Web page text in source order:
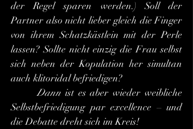
der Regel sparen werden.) Soll der
Partner also nicht lieber gleich die Finger
von ihrem Schatzkästlein mit der Perle
lassen? Sollte nicht einzig die Frau selbst
sich neben der Kopulation her simultan
auch klitoridal befriedigen?
	Dann
ist es aber wieder weibliche
Selbstbefriedigung par excellence – und
die Debatte dreht sich im Kreis!